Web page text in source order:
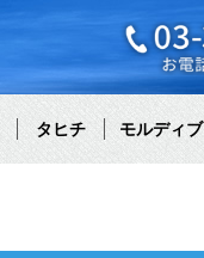
タヒチ モルディブ